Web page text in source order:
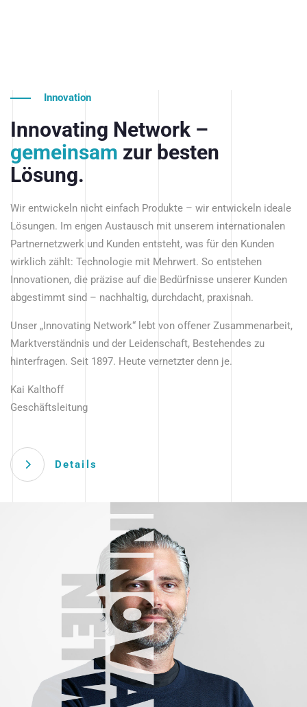
Innovation
Innovating Network –
gemeinsam zur besten
Lösung.
Wir entwickeln nicht einfach Produkte – wir entwickeln ideale
Lösungen. Im engen Austausch mit unserem internationalen
Partnernetzwerk und Kunden entsteht, was für den Kunden
wirklich zählt: Technologie mit Mehrwert. So entstehen
Innovationen, die präzise auf die Bedürfnisse unserer Kunden
abgestimmt sind – nachhaltig, durchdacht, praxisnah.
Unser „Innovating Network“ lebt von offener Zusammenarbeit,
Marktverständnis und der Leidenschaft, Bestehendes zu
hinterfragen. Seit 1897. Heute vernetzter denn je.
Kai Kalthoff
Geschäftsleitung
Details